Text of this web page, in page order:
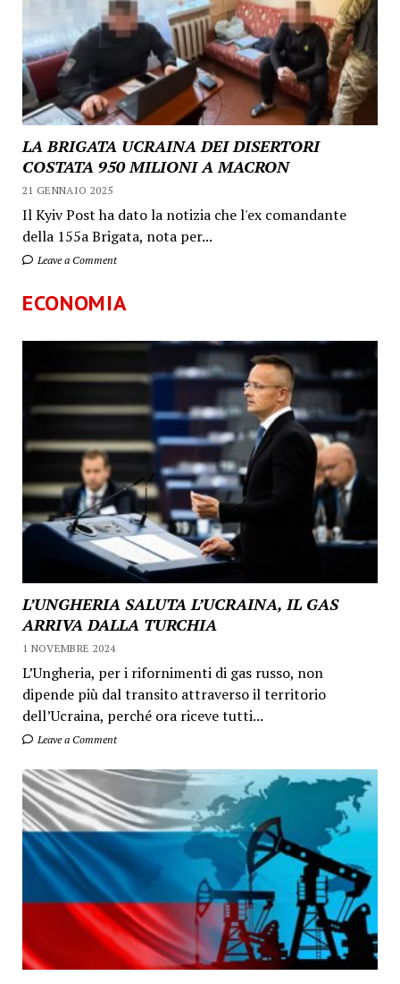
LA BRIGATA UCRAINA DEI DISERTORI
COSTATA 950 MILIONI A MACRON
21 GENNAIO 2025
Il Kyiv Post ha dato la notizia che l'ex comandante
della 155a Brigata, nota per...
Leave a Comment
ECONOMIA
L’UNGHERIA SALUTA L’UCRAINA, IL GAS
ARRIVA DALLA TURCHIA
1 NOVEMBRE 2024
L’Ungheria, per i rifornimenti di gas russo, non
dipende più dal transito attraverso il territorio
dell’Ucraina, perché ora riceve tutti...
Leave a Comment